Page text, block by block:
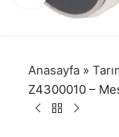
Anasayfa »
Z4300010 –